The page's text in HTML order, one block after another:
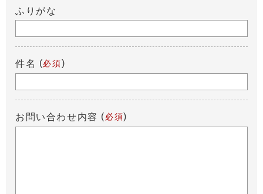
ふりがな
件名 (必須 )
お問い合わせ内容 ( 必須)